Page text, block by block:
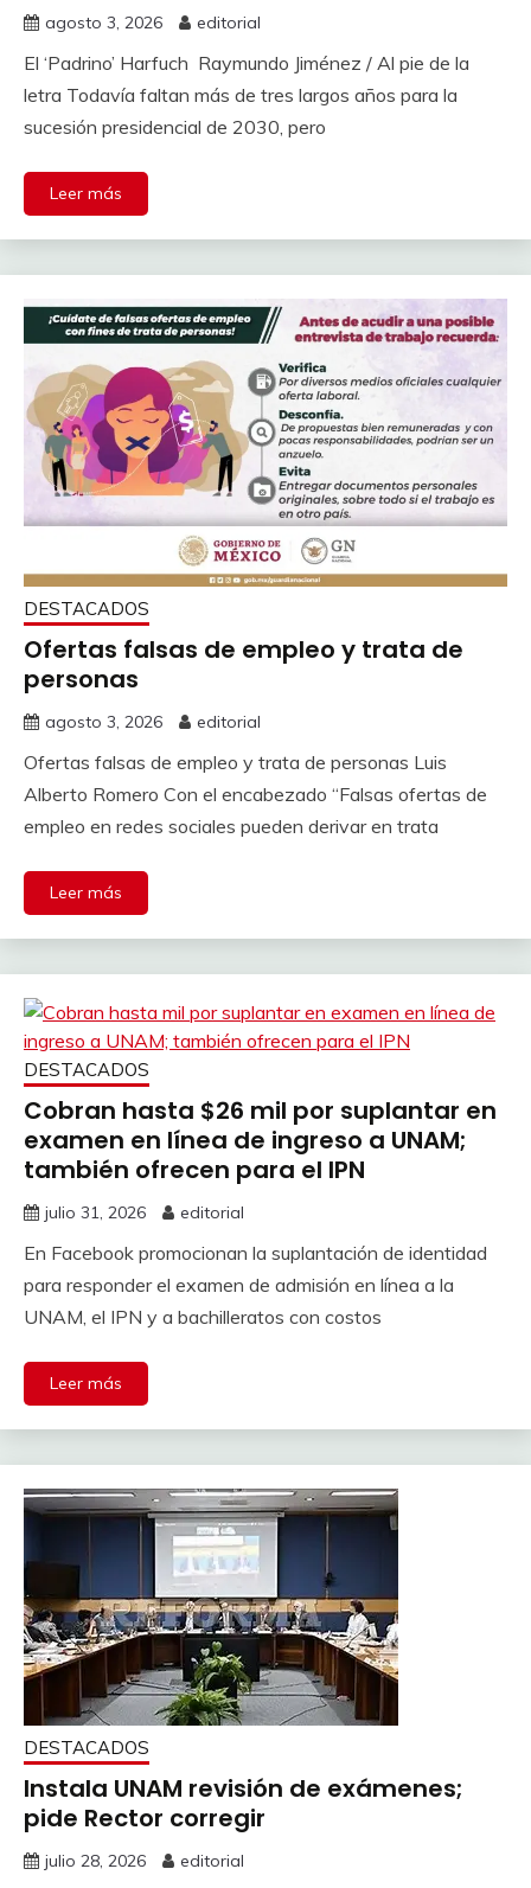
agosto 3, 2026 editorial
El ‘Padrino’ Harfuch Raymundo Jiménez / Al pie de la
letra Todavía faltan más de tres largos años para la
sucesión presidencial de 2030, pero
Leer más
DESTACADOS
Ofertas falsas de empleo y trata de
personas
agosto 3, 2026 editorial
Ofertas falsas de empleo y trata de personas Luis
Alberto Romero Con el encabezado “Falsas ofertas de
empleo en redes sociales pueden derivar en trata
Leer más
DESTACADOS
Cobran hasta $26 mil por suplantar en
examen en línea de ingreso a UNAM;
también ofrecen para el IPN
julio 31, 2026 editorial
En Facebook promocionan la suplantación de identidad
para responder el examen de admisión en línea a la
UNAM, el IPN y a bachilleratos con costos
Leer más
DESTACADOS
Instala UNAM revisión de exámenes;
pide Rector corregir
julio 28, 2026 editorial